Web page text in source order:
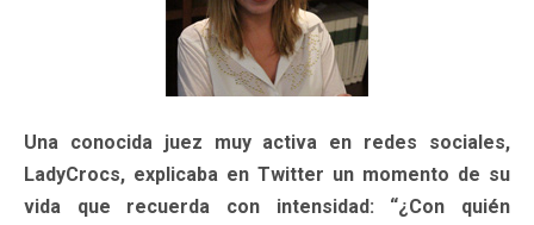
Una conocida juez muy activa en redes sociales,
LadyCrocs, explicaba en Twitter un momento de su
vida que recuerda con intensidad: “¿Con quién